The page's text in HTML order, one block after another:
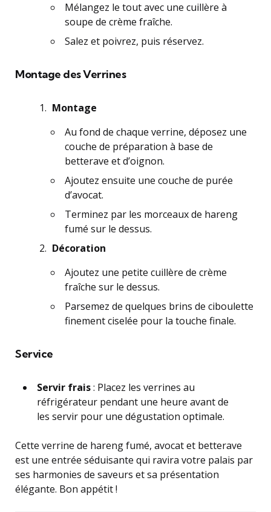
Mélangez le tout avec une cuillère à
soupe de crème fraîche.
Salez et poivrez, puis réservez.
Montage des Verrines
Montage
Au fond de chaque verrine, déposez une
couche de préparation à base de
betterave et d’oignon.
Ajoutez ensuite une couche de purée
d’avocat.
Terminez par les morceaux de hareng
fumé sur le dessus.
Décoration
Ajoutez une petite cuillère de crème
fraîche sur le dessus.
Parsemez de quelques brins de ciboulette
finement ciselée pour la touche finale.
Service
Servir frais: Placez les verrines au
réfrigérateur pendant une heure avant de
les servir pour une dégustation optimale.
Cette verrine de hareng fumé, avocat et betterave
est une entrée séduisante qui ravira votre palais par
ses harmonies de saveurs et sa présentation
élégante. Bon appétit !